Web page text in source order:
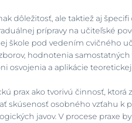
dôležitosť, ale taktiež aj
prípravy na učiteľské
škole pod vedením cvičného
hodnotenia
osvojenia a aplikácie
prax ako tvorivú činnosť,
skúsenosť osobného vzťahu k
javov. V procese praxe